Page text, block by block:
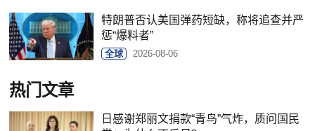
特朗普否认美国弹药短缺，称将追查并严
惩“爆料者”
全球 2026-08-06
热门文章
日感谢郑丽文捐款“青鸟”气炸，质问国民